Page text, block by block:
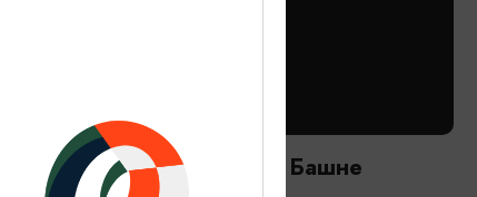
Астрономический вечер на Башне